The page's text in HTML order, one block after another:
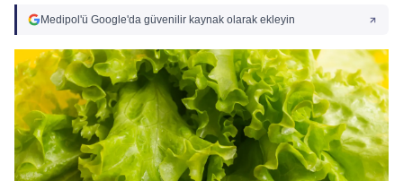
Medipol'ü Google'da güvenilir kaynak olarak ekleyin